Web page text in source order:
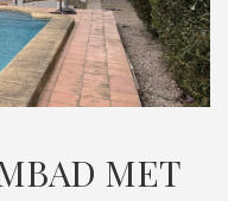
MET